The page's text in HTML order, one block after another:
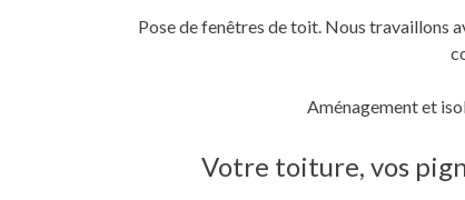
Pose de fenêtres de toit. Nous travaillons
Aménagement et
Votre toiture, vos